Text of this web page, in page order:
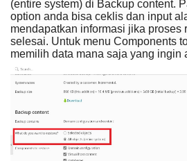
(entire system) di Backup content.
option anda bisa ceklis dan input
mendapatkan informasi jika proses
selesai. Untuk menu Components
memilih data mana saja yang ingin